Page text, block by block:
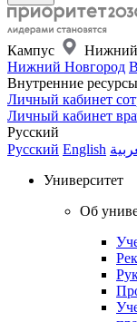
Кампус
Нижний
Нижний Новгород
Внутренние ресурсы
Личный кабинет
Личный кабинет
Русский
Русский English
Университет
Об